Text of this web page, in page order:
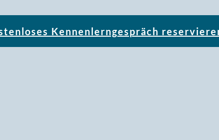
Kennenlerngespräch